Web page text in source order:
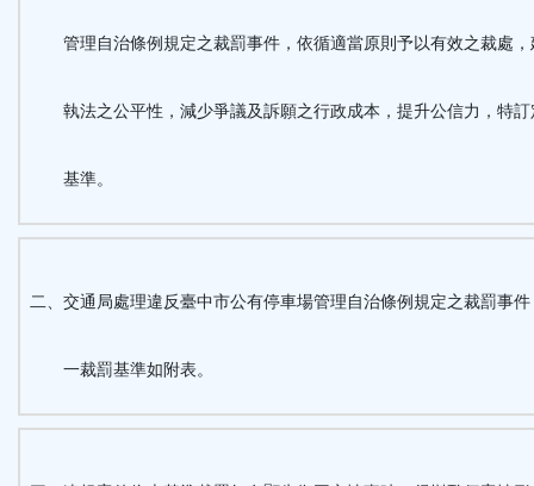
管理自治條例規定之裁罰事件，依循適當原則予以有效之裁處，
執法之公平性，減少爭議及訴願之行政成本，提升公信力，特訂
基準。
二、交通局處理違反臺中市公有停車場管理自治條例規定之裁罰事件
一裁罰基準如附表。